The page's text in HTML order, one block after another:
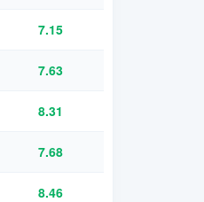
7.15
7.63
8.31
7.68
8.46